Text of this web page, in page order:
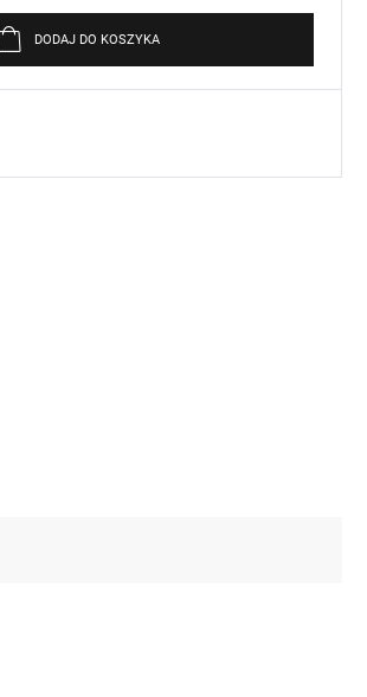
DODAJ DO KOSZYKA